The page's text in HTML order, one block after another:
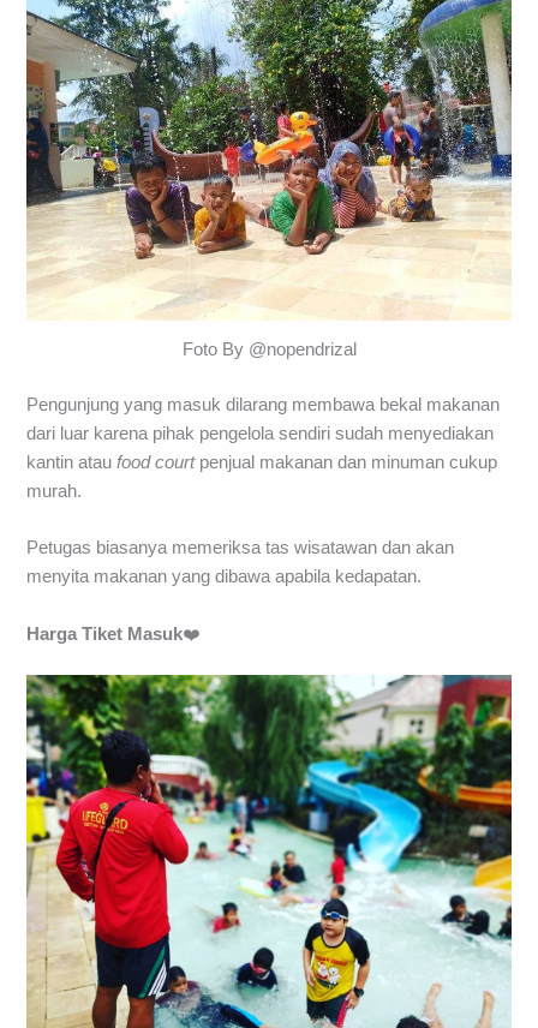
Foto By @nopendrizal
Pengunjung yang masuk dilarang membawa bekal makanan
dari luar karena pihak pengelola sendiri sudah menyediakan
kantin ataufood courtpenjual makanan dan minuman cukup
murah.
Petugas biasanya memeriksa tas wisatawan dan akan
menyita makanan yang dibawa apabila kedapatan.
Harga Tiket Masuk❤️